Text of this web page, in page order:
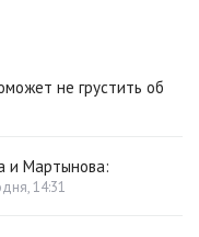
не грустить об
и Мартынова:
14:31